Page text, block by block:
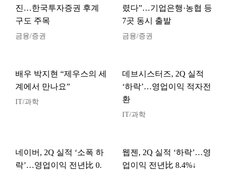
진…한국투자증권 후계
구도 주목
금융/증권
렸다”…기업은행·농협 등
7곳 동시 출발
금융/증권
배우 박지현 “제우스의 세
계에서 만나요”
IT/과학
데브시스터즈, 2Q 실적
‘하락’…영업이익 적자전
환
IT/과학
네이버, 2Q 실적 ‘소폭 하
락’…영업이익 전년比 0.
웹젠, 2Q 실적 ‘하락’…영
업이익 전년比 8.4%↓